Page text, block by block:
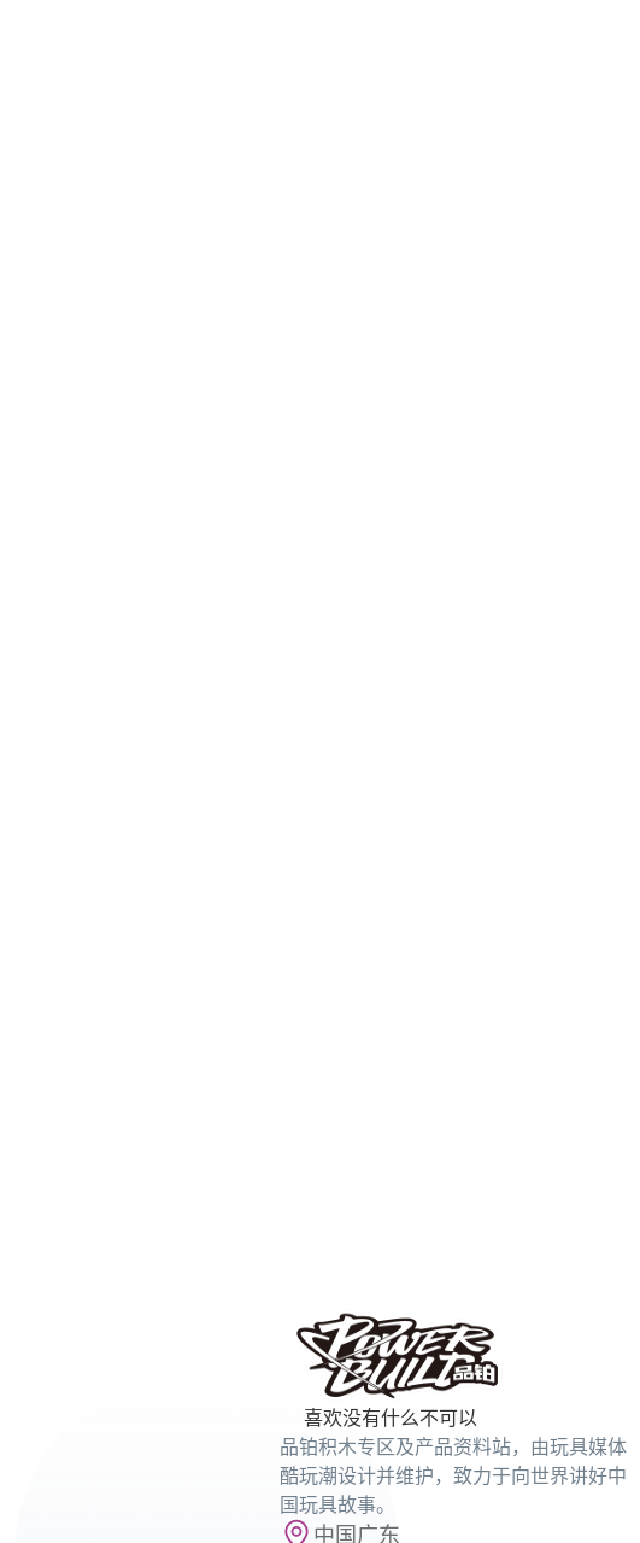
喜欢没有什么不可以
品铂积木专区及产品资料站，由玩具媒体
酷玩潮设计并维护，致力于向世界讲好中
国玩具故事。
中国广东